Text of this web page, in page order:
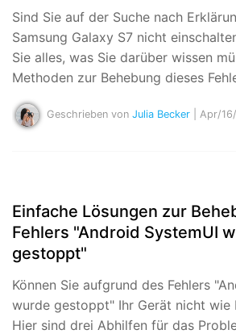
Sind Sie auf der Suche nach
Samsung Galaxy S7 nicht
Sie alles, was Sie darüber wissen
Methoden zur Behebung dieses
Geschrieben von Julia Becker | Apr/
Einfache Lösungen zur
Fehlers "Android SystemUI
gestoppt"
Können Sie aufgrund des Fehlers
wurde gestoppt" Ihr Gerät nicht wie
Hier sind drei Abhilfen für das